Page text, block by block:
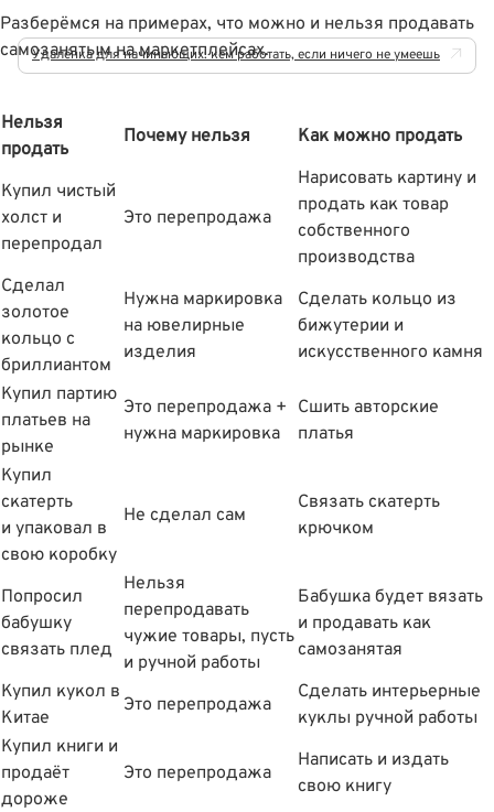
Разберёмся на примерах, что можно и нельзя продавать
самозанятым на маркетплейсах.
Удалёнка для начинающих: кем работать, если ничего не умеешь
Нельзя
продать
Почему нельзя Как можно продать
Купил чистый
холст и
перепродал
Это перепродажа
Нарисовать картину и
продать как товар
собственного
производства
Сделал
золотое
кольцо с
бриллиантом
Нужна маркировка
на ювелирные
изделия
Сделать кольцо из
бижутерии и
искусственного камня
Купил партию
платьев на
рынке
Это перепродажа +
нужна маркировка
Сшить авторские
платья
Купил
скатерть
и упаковал в
свою коробку
Не сделал сам
Связать скатерть
крючком
Попросил
бабушку
связать плед
Нельзя
перепродавать
чужие товары, пусть
и ручной работы
Бабушка будет вязать
и продавать как
самозанятая
Купил кукол в
Китае
Это перепродажа
Сделать интерьерные
куклы ручной работы
Купил книги и
продаëт
дороже
Это перепродажа
Написать и издать
свою книгу